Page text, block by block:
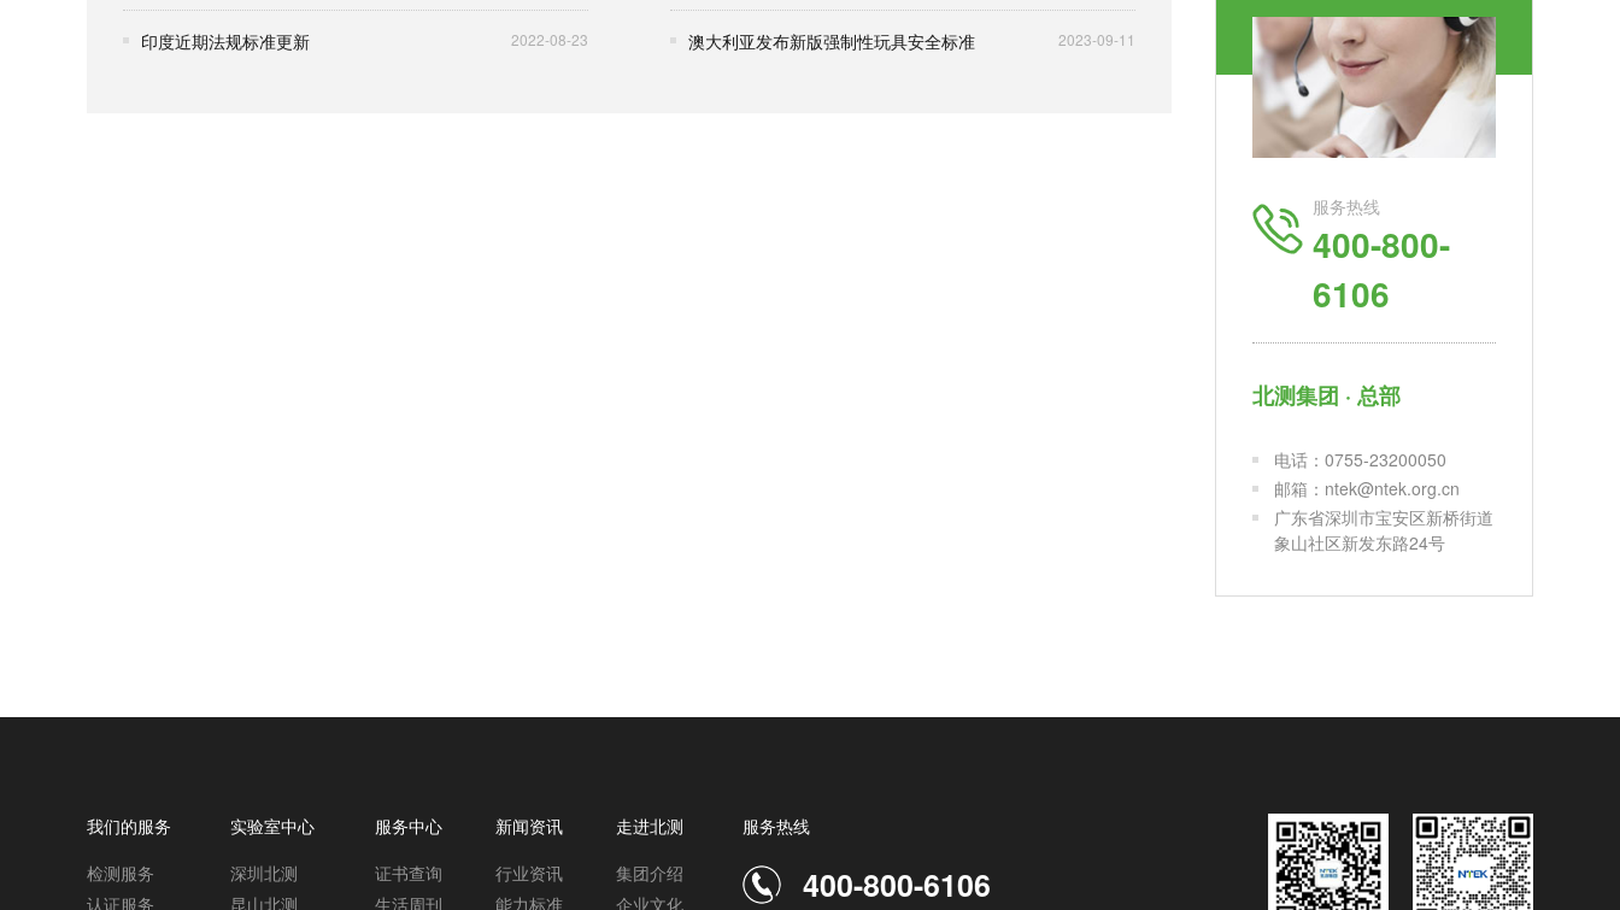
服务热线
400-800-
6106
北测集团 · 总部
电话：0755-23200050
邮箱：ntek@ntek.org.cn
广东省深圳市宝安区新桥街道
象山社区新发东路24号
印度近期法规标准更新 2022-08-23 澳大利亚发布新版强制性玩具安全标准 2023-09-11
我们的服务
检测服务
认证服务
实验室中心
深圳北测
昆山北测
服务中心
证书查询
生活周刊
新闻资讯
行业资讯
能力标准
走进北测
集团介绍
企业文化
服务热线
400-800-6106